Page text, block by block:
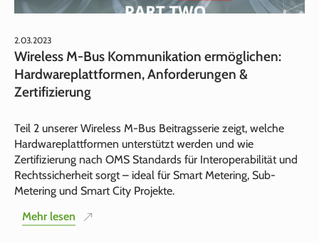
2.03.2023
Wireless M-Bus Kommunikation ermöglichen:
Hardwareplattformen, Anforderungen &
Zertifizierung
Teil 2 unserer Wireless M-Bus Beitragsserie zeigt, welche
Hardwareplattformen unterstützt werden und wie
Zertifizierung nach OMS Standards für Interoperabilität und
Rechtssicherheit sorgt – ideal für Smart Metering, Sub-
Metering und Smart City Projekte.
Mehr lesen